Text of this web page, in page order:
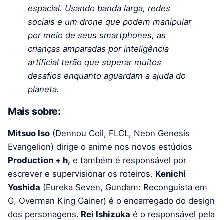
espacial. Usando banda larga, redes
sociais e um drone que podem manipular
por meio de seus smartphones, as
crianças amparadas por inteligência
artificial terão que superar muitos
desafios enquanto aguardam a ajuda do
planeta.
Mais sobre:
Mitsuo Iso (Dennou Coil, FLCL, Neon Genesis
Evangelion) dirige o anime nos novos estúdios
Production + h, e também é responsável por
escrever e supervisionar os roteiros. Kenichi
Yoshida (Eureka Seven, Gundam: Reconguista em
G, Overman King Gainer) é o encarregado do design
dos personagens. Rei Ishizuka é o responsável pela